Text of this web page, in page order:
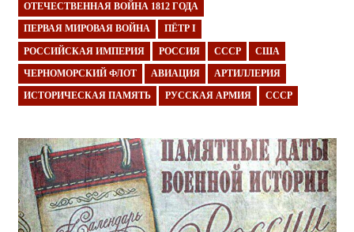
ОТЕЧЕСТВЕННАЯ ВОЙНА 1812 ГОДА
ПЕРВАЯ МИРОВАЯ ВОЙНА ПЁТР I
РОССИЙСКАЯ ИМПЕРИЯ РОССИЯ СССР США
ЧЕРНОМОРСКИЙ ФЛОТ АВИАЦИЯ АРТИЛЛЕРИЯ
ИСТОРИЧЕСКАЯ ПАМЯТЬ РУССКАЯ АРМИЯ СССР